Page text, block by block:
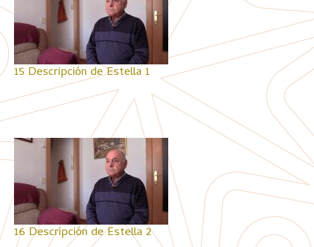
15 Descripción de Estella 1
16 Descripción de Estella 2